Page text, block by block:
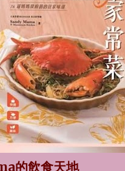
的飲食天地